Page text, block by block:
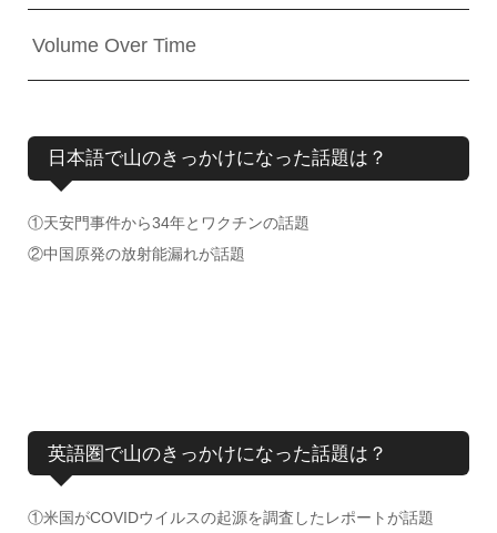
Volume Over Time
日本語で山のきっかけになった話題は？
①天安門事件から34年とワクチンの話題
②中国原発の放射能漏れが話題
英語圏で山のきっかけになった話題は？
①米国がCOVIDウイルスの起源を調査したレポートが話題